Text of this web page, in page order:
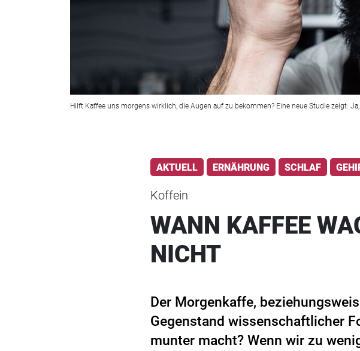
Hilft Kaffee uns morgens wirklich, die Augen auf zu bekommen? Eine neue Studie zeigt:
AKTUELL ERNÄHRUNG SCHLAF
Koffein
WANN KAFFEE
NICHT
Der Morgenkaffe,
Gegenstand wissenschaftlicher
munter macht? Wenn wir zu